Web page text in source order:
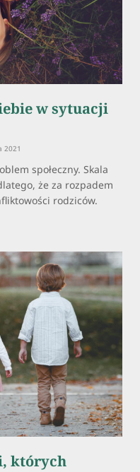
w sytuacji
2021
społeczny. Skala
że za rozpadem
rodziców.
których